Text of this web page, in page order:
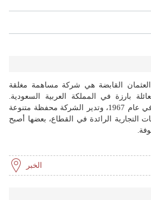
القابضة هي شركة مساهمة مغلقة
بارزة في المملكة العربية السعودية.
تأسست في عام 1967، وتدير الشركة محفظة متنوعة
التجارية الرائدة في القطاع، بعضها أصبح
الخبر